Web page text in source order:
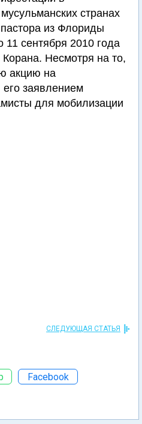
странах
из Флориды
сентября 2010 года
Несмотря на то,
акцию на
заявлением
для мобилизации
СЛЕДУЮЩАЯ СТАТЬЯ
Facebook